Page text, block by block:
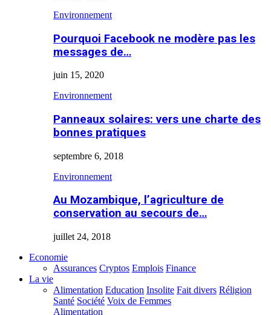
Environnement
Pourquoi Facebook ne modère pas les
messages de…
juin 15, 2020
Environnement
Panneaux solaires: vers une charte des
bonnes pratiques
septembre 6, 2018
Environnement
Au Mozambique, l’agriculture de
conservation au secours de…
juillet 24, 2018
Economie
Assurances Cryptos Emplois Finance
La vie
Alimentation Education Insolite Fait divers Réligion
Santé Société Voix de Femmes
Alimentation